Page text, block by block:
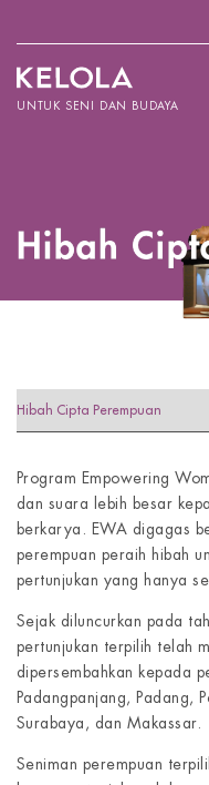
UNTUK SENI DAN BUDAYA
Program Empowering
dan suara lebih besar
berkarya. EWA digagas
perempuan peraih hibah
pertunjukan yang hanya
Sejak diluncurkan pada
pertunjukan terpilih telah
dipersembahkan kepada
Padangpanjang, Padang,
Surabaya, dan Makassar.
Seniman perempuan